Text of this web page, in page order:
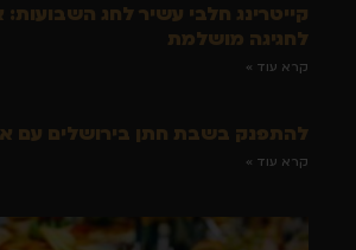
קייטרינג חלבי עשיר לחג השבועות:
לחגיגה מושלמת
קרא עוד »
להתפנק בשבת חתן בירושלים עם
קרא עוד »